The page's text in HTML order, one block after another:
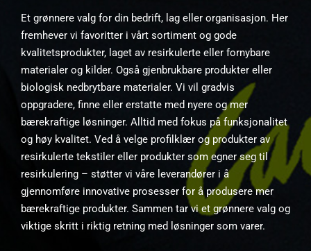
Et grønnere valg for din bedrift, lag eller organisasjon. Her
fremhever vi favoritter i vårt sortiment og gode
kvalitetsprodukter, laget av resirkulerte eller fornybare
materialer og kilder. Også gjenbrukbare produkter eller
biologisk nedbrytbare materialer. Vi vil gradvis
oppgradere, finne eller erstatte med nyere og mer
bærekraftige løsninger. Alltid med fokus på funksjonalitet
og høy kvalitet. Ved å velge profilklær og produkter av
resirkulerte tekstiler eller produkter som egner seg til
resirkulering – støtter vi våre leverandører i å
gjennomføre innovative prosesser for å produsere mer
bærekraftige produkter. Sammen tar vi et grønnere valg og
viktige skritt i riktig retning med løsninger som varer.